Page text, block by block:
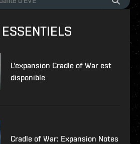
L'expansion Cradle of War est
disponible
Cradle of War: Expansion Notes